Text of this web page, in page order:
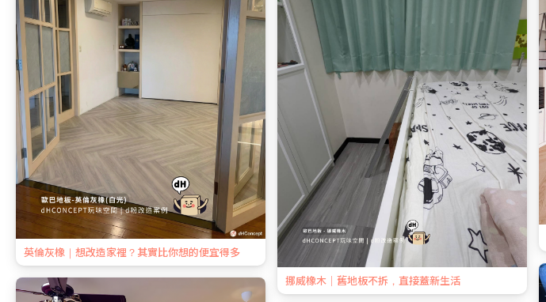
英倫灰橡｜想改造家裡？其實比你想的便宜得多
挪威橡木｜舊地板不拆，直接蓋新生活